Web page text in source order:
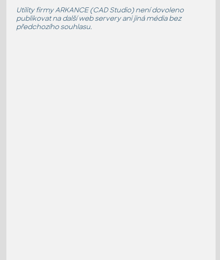
Utility firmy ARKANCE (CAD Studio) není dovoleno
publikovat na další web servery ani jiná média bez
předchozího souhlasu.